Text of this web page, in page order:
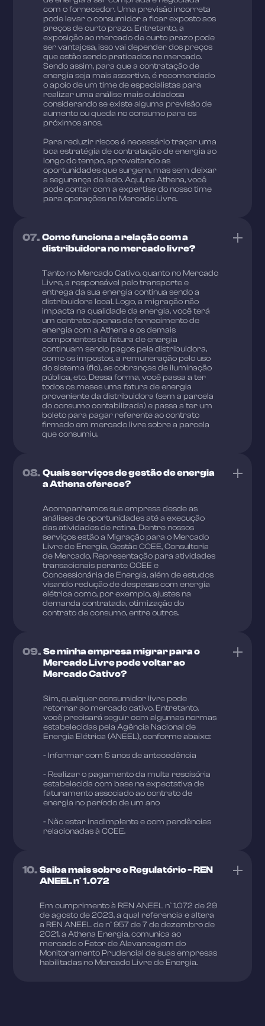
com o fornecedor. Uma previsão incorreta
pode levar o consumidor a ficar exposto aos
preços de curto prazo. Entretanto, a
exposição ao mercado de curto prazo pode
ser vantajosa, isso vai depender dos preços
que estão sendo praticados no mercado.
Sendo assim, para que a contratação de
energia seja mais assertiva, é recomendado
o apoio de um time de especialistas para
realizar uma análise mais cuidadosa
considerando se existe alguma previsão de
aumento ou queda no consumo para os
próximos anos.
Para reduzir riscos é necessário traçar uma
boa estratégia de contratação de energia ao
longo do tempo, aproveitando as
oportunidades que surgem, mas sem deixar
a segurança de lado. Aqui, na Athena, você
pode contar com a expertise do nosso time
para operações no Mercado Livre.
07. Como funciona a relação com a
distribuidora no mercado livre?
Tanto no Mercado Cativo, quanto no Mercado
Livre, a responsável pelo transporte e
entrega da sua energia continua sendo a
distribuidora local. Logo, a migração não
impacta na qualidade da energia, você terá
um contrato apenas de fornecimento de
energia com a Athena e os demais
componentes da fatura de energia
continuam sendo pagos pela distribuidora,
como os impostos, a remuneração pelo uso
do sistema (fio), as cobranças de iluminação
pública, etc. Dessa forma, você passa a ter
todos os meses uma fatura de energia
proveniente da distribuidora (sem a parcela
do consumo contabilizada) e passa a ter um
boleto para pagar referente ao contrato
firmado em mercado livre sobre a parcela
que consumiu.
08. Quais serviços de gestão de energia
a Athena oferece?
Acompanhamos sua empresa desde as
análises de oportunidades até a execução
das atividades de rotina. Dentre nossos
serviços estão a Migração para o Mercado
Livre de Energia, Gestão CCEE, Consultoria
de Mercado, Representação para atividades
transacionais perante CCEE e
Concessionária de Energia, além de estudos
visando redução de despesas com energia
elétrica como, por exemplo, ajustes na
demanda contratada, otimização do
contrato de consumo, entre outros.
09. Se minha empresa migrar para o
Mercado Livre pode voltar ao
Mercado Cativo?
Sim, qualquer consumidor livre pode
retornar ao mercado cativo. Entretanto,
você precisará seguir com algumas normas
estabelecidas pela Agência Nacional de
Energia Elétrica (ANEEL), conforme abaixo:
- Informar com 5 anos de antecedência
- Realizar o pagamento da multa rescisória
estabelecida com base na expectativa de
faturamento associado ao contrato de
energia no período de um ano
- Não estar inadimplente e com pendências
relacionadas à CCEE.
10. Saiba mais sobre o Regulatório - REN
ANEEL nº 1.072
Em cumprimento à REN ANEEL nº 1.072 de 29
de agosto de 2023, a qual referencia e altera
a REN ANEEL de nº 957 de 7 de dezembro de
2021, a Athena Energia, comunica ao
mercado o Fator de Alavancagem do
Monitoramento Prudencial de suas empresas
habilitadas no Mercado Livre de Energia.